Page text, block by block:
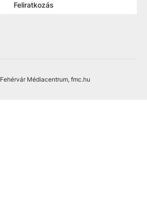
Feliratkozás
Fehérvár Médiacentrum, fmc.hu